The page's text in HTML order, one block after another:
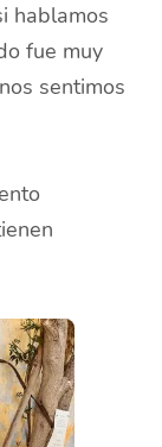
hablamos
fue muy
sentimos